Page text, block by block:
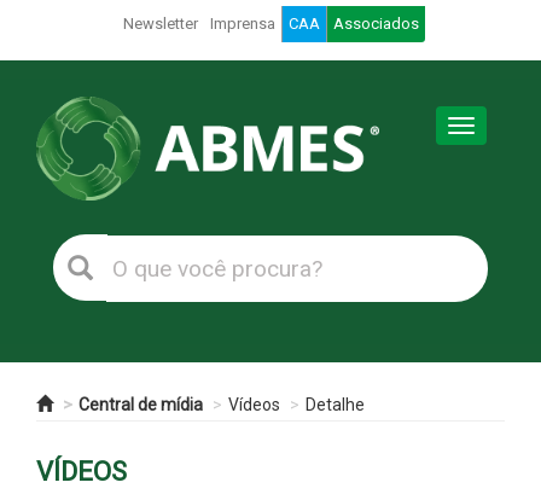
Newsletter Imprensa CAA Associados
Toggle
Central de mídia Vídeos Detalhe
VÍDEOS